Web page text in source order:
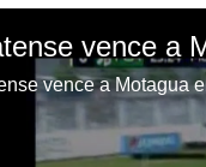
vence a
vence a Motagua